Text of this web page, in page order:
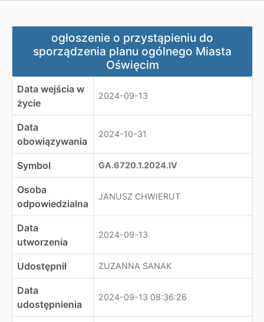
ogłoszenie o przystąpieniu do sporządzenia planu
ogłoszenie o przystąpieniu do
sporządzenia planu ogólnego Miasta
Oświęcim
Data wejścia w
życie
2024-09-13
Data
obowiązywania
2024-10-31
Symbol GA.6720.1.2024.IV
Osoba
odpowiedzialna
JANUSZ CHWIERUT
Data
utworzenia
2024-09-13
Udostępnił ZUZANNA SANAK
Data
udostępnienia
2024-09-13 08:36:26